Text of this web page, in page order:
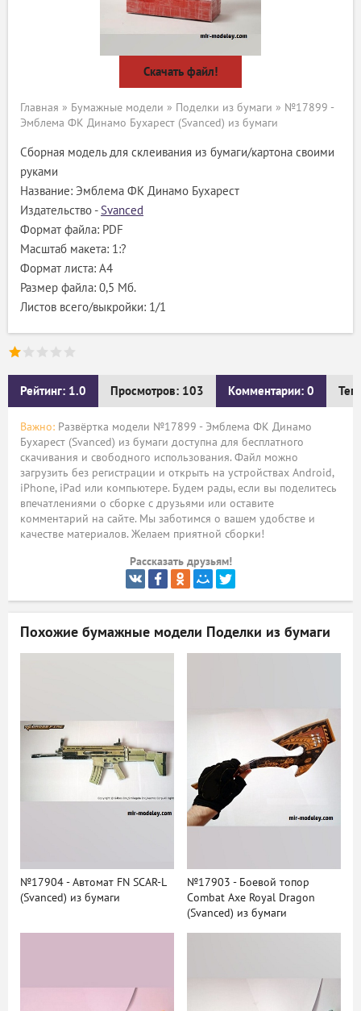
Скачать файл!
Главная » Бумажные модели » Поделки из бумаги » №17899 -
Эмблема ФК Динамо Бухарест (Svanced) из бумаги
Сборная модель для склеивания из бумаги/картона своими
руками
Название: Эмблема ФК Динамо Бухарест
Издательство -Svanced
Формат файла: PDF
Масштаб макета: 1:?
Формат листа: А4
Размер файла: 0,5 Мб.
Листов всего/выкройки: 1/1
Рейтинг: 1.0 Просмотров: 103 Комментарии: 0
Важно: Развёртка модели №17899 - Эмблема ФК Динамо
Бухарест (Svanced) из бумаги доступна для бесплатного
скачивания и свободного использования. Файл можно
загрузить без регистрации и открыть на устройствах Android,
iPhone, iPad или компьютере. Будем рады, если вы поделитесь
впечатлениями о сборке с друзьями или оставите
комментарий на сайте. Мы заботимся о вашем удобстве и
качестве материалов. Желаем приятной сборки!
Рассказать друзьям!
Похожие бумажные модели Поделки из бумаги
№17904 - Автомат FN SCAR-L
(Svanced) из бумаги
№17903 - Боевой топор
Combat Axe Royal Dragon
(Svanced) из бумаги